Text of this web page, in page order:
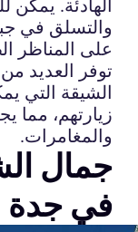
الهادئة. يمكن
والتسلق في
على المناظر
توفر العديد
الشيقة التي
زيارتهم، مما
والمغامرات.
جمال
في جدة